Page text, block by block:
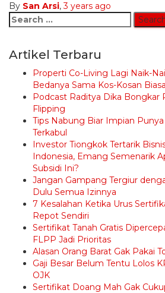
By San Arsi,3 years ago
Search
for:
Artikel Terbaru
Properti Co-Living Lagi Naik-
Bedanya Sama Kos-Kosan
Podcast Raditya Dika Bongkar
Flipping
Tips Nabung Biar Impian
Terkabul
Investor Tiongkok Tertarik
Indonesia, Emang Semenarik
Subsidi Ini?
Jangan Gampang Tergiur
Dulu Semua Izinnya
7 Kesalahan Ketika Urus
Repot Sendiri
Sertifikat Tanah Gratis
FLPP Jadi Prioritas
Alasan Orang Barat Gak Pakai
Gaji Besar Belum Tentu Lolos
OJK
Sertifikat Doang Mah Gak